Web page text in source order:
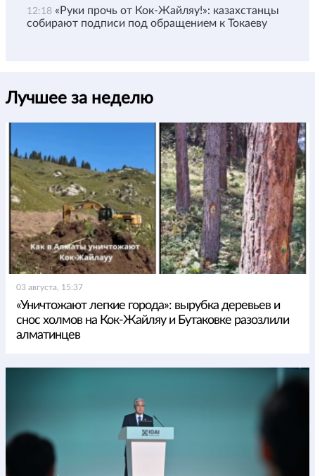
12:18 «Руки прочь от Кок-Жайляу!»: казахстанцы
собирают подписи под обращением к Токаеву
Лучшее за неделю
03 августа, 15:37
«Уничтожают легкие города»: вырубка деревьев и
снос холмов на Кок-Жайляу и Бутаковке разозлили
алматинцев